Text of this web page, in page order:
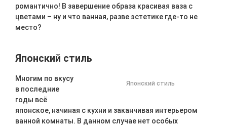
романтично! В завершение образа красивая ваза с
цветами – ну и что ванная, разве эстетике где-то не
место?
Японский стиль
Японский стиль
Многим по вкусу
в последние
годы всё
японское, начиная с кухни и заканчивая интерьером
ванной комнаты. В данном случае нет особых